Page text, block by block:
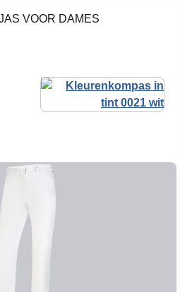
VOOR DAMES